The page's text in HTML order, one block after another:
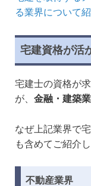
る業界について
宅建資格が活
宅建士の資格が
が、 金融・建築
なぜ上記業界で
も含めてご紹介
不動産業界